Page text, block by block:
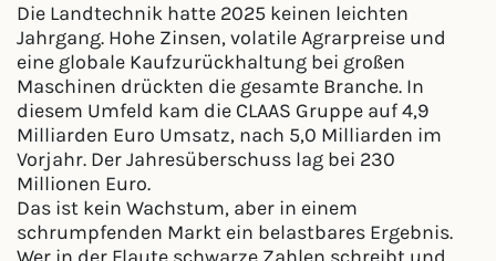
Die Landtechnik hatte 2025 keinen leichten
Jahrgang. Hohe Zinsen, volatile Agrarpreise und
eine globale Kaufzurückhaltung bei großen
Maschinen drückten die gesamte Branche. In
diesem Umfeld kam die CLAAS Gruppe auf 4,9
Milliarden Euro Umsatz, nach 5,0 Milliarden im
Vorjahr. Der Jahresüberschuss lag bei 230
Millionen Euro.
Das ist kein Wachstum, aber in einem
schrumpfenden Markt ein belastbares Ergebnis.